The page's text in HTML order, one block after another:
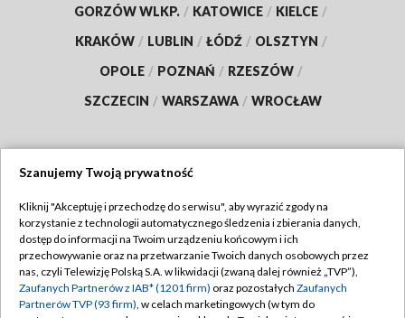
GORZÓW WLKP. / KATOWICE / KIELCE /
KRAKÓW / LUBLIN / ŁÓDŹ / OLSZTYN /
OPOLE / POZNAŃ / RZESZÓW /
SZCZECIN / WARSZAWA / WROCŁAW
TVP
Abonament TVP
Emisja w TVP
Centrum informacji TVP
Regulamin TVP
Polityka prywatności
Szanujemy Twoją prywatność
Kliknij "Akceptuję i przechodzę do serwisu", aby wyrazić zgody na
korzystanie z technologii automatycznego śledzenia i zbierania danych,
dostęp do informacji na Twoim urządzeniu końcowym i ich
przechowywanie oraz na przetwarzanie Twoich danych osobowych przez
nas, czyli Telewizję Polską S.A. w likwidacji (zwaną dalej również „TVP”),
Zaufanych Partnerów z IAB* (1201 firm) oraz pozostałych Zaufanych
Partnerów TVP (93 firm), w celach marketingowych (w tym do